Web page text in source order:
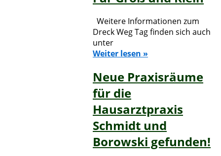
Weitere Informationen zum
Dreck Weg Tag finden sich auch
unter
Weiter lesen »
Neue Praxisräume
für die
Hausarztpraxis
Schmidt und
Borowski gefunden!